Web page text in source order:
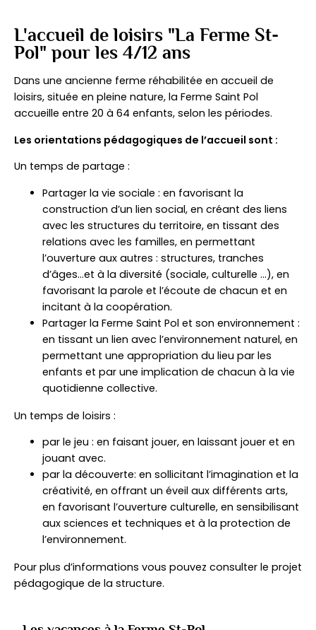
L'accueil de loisirs "La Ferme St-
Pol" pour les 4/12 ans
Dans une ancienne ferme réhabilitée en accueil de
loisirs, située en pleine nature, la Ferme Saint Pol
accueille entre 20 à 64 enfants, selon les périodes.
Les orientations pédagogiques de l’accueil sont :
Un temps de partage :
Partager la vie sociale : en favorisant la
construction d’un lien social, en créant des liens
avec les structures du territoire, en tissant des
relations avec les familles, en permettant
l’ouverture aux autres : structures, tranches
d’âges…et à la diversité (sociale, culturelle …), en
favorisant la parole et l’écoute de chacun et en
incitant à la coopération.
Partager la Ferme Saint Pol et son environnement :
en tissant un lien avec l’environnement naturel, en
permettant une appropriation du lieu par les
enfants et par une implication de chacun à la vie
quotidienne collective.
Un temps de loisirs :
par le jeu : en faisant jouer, en laissant jouer et en
jouant avec.
par la découverte: en sollicitant l’imagination et la
créativité, en offrant un éveil aux différents arts,
en favorisant l’ouverture culturelle, en sensibilisant
aux sciences et techniques et à la protection de
l’environnement.
Pour plus d’informations vous pouvez consulter le projet
pédagogique de la structure.